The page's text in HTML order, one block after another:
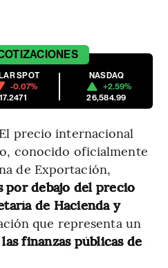
SPOT
-0.07%
17.2471
NASDAQ
+2.59%
26,584.99
precio internacional
conocido oficialmente
de Exportación,
por debajo del precio
de Hacienda y
que representa un
finanzas públicas de